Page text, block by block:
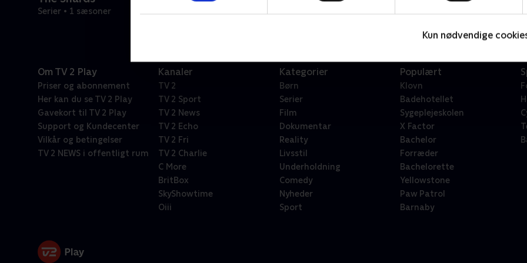
Kun nødvendige
Serier • 1 sæsoner
Om TV 2 Play
Priser og abonnement
Her kan du se TV 2 Play
Gavekort til TV 2 Play
Support og Kundecenter
Vilkår og betingelser
TV 2 NEWS i offentligt rum
Kanaler
TV 2
TV 2 Sport
TV 2 News
TV 2 Echo
TV 2 Fri
TV 2 Charlie
C More
BritBox
SkyShowtime
Oiii
Kategorier
Børn
Serier
Film
Dokumentar
Reality
Livsstil
Underholdning
Comedy
Nyheder
Sport
Populært
Klovn
Badehotellet
Sygeplejeskolen
X Factor
Bachelor
Forræder
Bachelorette
Yellowstone
Paw Patrol
Barnaby